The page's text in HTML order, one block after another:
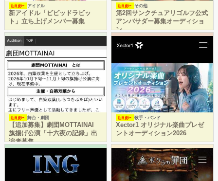
注目度 アイドル
新アイドル「ビビッドラビッ
ト」立ち上げメンバー募集
注目度 その他
第2回サンクチュアリゴルフ公式
アンバサダー募集オーディショ
ン
注目度 舞台・劇団
【追加募集】劇団MOTTAINAI
旗揚げ公演「十六夜の記録」出
演者募集
注目度 歌手・バンド
Xector1 オリジナル楽曲プレゼ
ントオーディション2026